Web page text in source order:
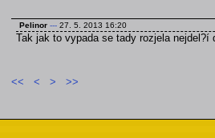
Pelinor --- 27. 5. 2013 16:20
Tak jak to vypada se tady rozjela nejdel?í
<< < > >>